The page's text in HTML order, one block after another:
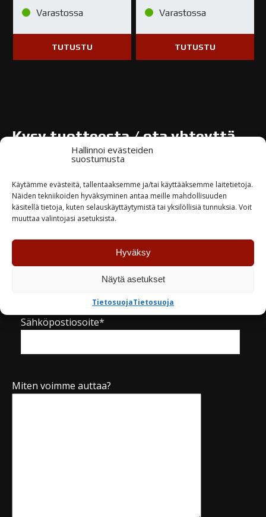
Hallinnoi evästeiden
suostumusta
Käytämme evästeitä, tallentaaksemme ja/tai käyttääksemme laitetietoja.
Näiden tekniikoiden hyväksyminen antaa meille mahdollisuuden
käsitellä tietoja, kuten selauskäyttäytymistä tai yksilöllisiä tunnuksia. Voit
muuttaa valintojasi asetuksista.
Hyväksy
Näytä asetukset
TietosuojaTietosuoja
Varastossa
TUTUSTU
Varastossa
TUTUSTU
Kysy tuotteesta / ota yhteyttä
Yritys
Sähköpostiosoite*
Miten voimme auttaa?